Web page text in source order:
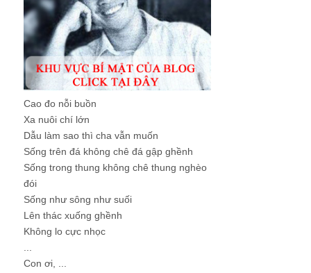
Cao đo nỗi buồn
Xa nuôi chí lớn
Dẫu làm sao thì cha vẫn muốn
Sống trên đá không chê đá gập ghềnh
Sống trong thung không chê thung nghèo
đói
Sống như sông như suối
Lên thác xuống ghềnh
Không lo cực nhọc
Con ơi, ...